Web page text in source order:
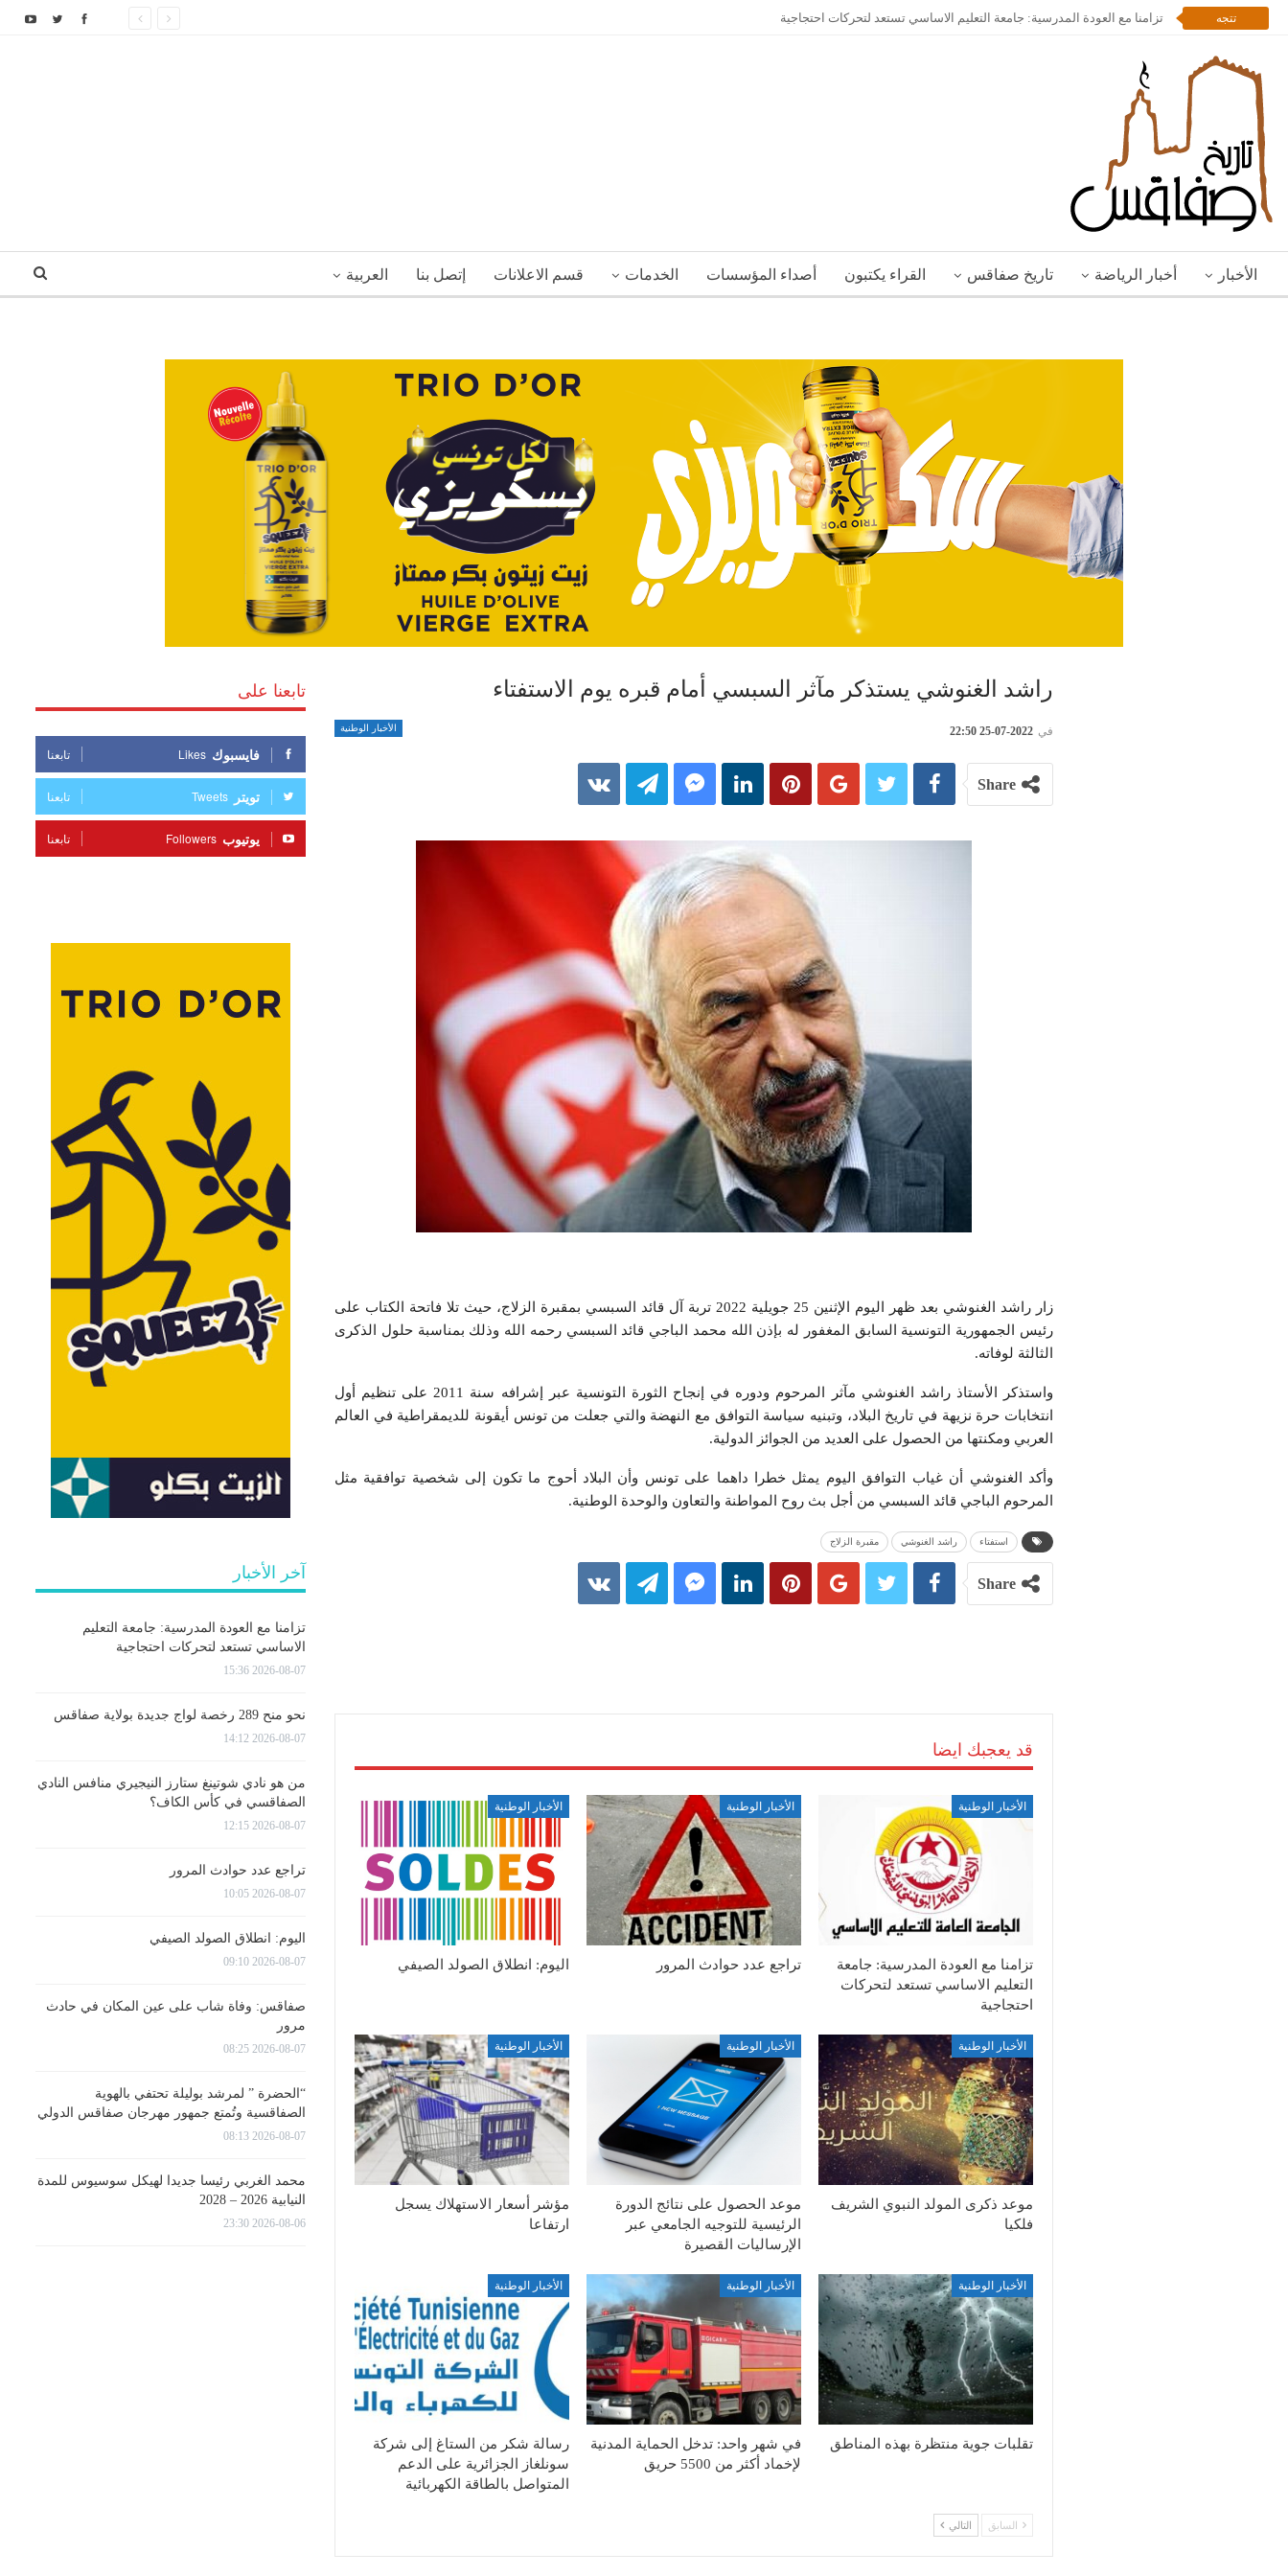
تتجه تزامنا مع العودة المدرسية: جامعة التعليم الاساسي تستعد لتحركات احتجاجية
الأخبار أخبار الرياضة تاريخ صفاقس القراء يكتبون أصداء المؤسسات الخدمات قسم الاعلانات إتصل بنا العربية
راشد الغنوشي يستذكر مآثر السبسي أمام قبره يوم الاستفتاء
الأخبار الوطنية في 2022-07-25 22:50
Share
زار راشد الغنوشي بعد ظهر اليوم الإثنين 25 جويلية 2022 تربة آل قائد السبسي بمقبرة الزلاج، حيث تلا فاتحة الكتاب على
رئيس الجمهورية التونسية السابق المغفور له بإذن الله محمد الباجي قائد السبسي رحمه الله وذلك بمناسبة حلول الذكرى
الثالثة لوفاته.
واستذكر الأستاذ راشد الغنوشي مآثر المرحوم ودوره في إنجاح الثورة التونسية عبر إشرافه سنة 2011 على تنظيم أول
انتخابات حرة نزيهة في تاريخ البلاد، وتبنيه سياسة التوافق مع النهضة والتي جعلت من تونس أيقونة للديمقراطية في العالم
العربي ومكنتها من الحصول على العديد من الجوائز الدولية.
وأكد الغنوشي أن غياب التوافق اليوم يمثل خطرا داهما على تونس وأن البلاد أحوج ما تكون إلى شخصية توافقية مثل
المرحوم الباجي قائد السبسي من أجل بث روح المواطنة والتعاون والوحدة الوطنية.
استفتاء راشد الغنوشي مقبرة الزلاج
Share
قد يعجبك ايضا
الأخبار الوطنية
تزامنا مع العودة المدرسية: جامعة
التعليم الاساسي تستعد لتحركات
احتجاجية
الأخبار الوطنية
تراجع عدد حوادث المرور
الأخبار الوطنية
اليوم: انطلاق الصولد الصيفي
الأخبار الوطنية
موعد ذكرى المولد النبوي الشريف
فلكيا
الأخبار الوطنية
موعد الحصول على نتائج الدورة
الرئيسية للتوجيه الجامعي عبر
الإرساليات القصيرة
الأخبار الوطنية
مؤشر أسعار الاستهلاك يسجل
ارتفاعا
الأخبار الوطنية
تقلبات جوية منتظرة بهذه المناطق
الأخبار الوطنية
في شهر واحد: تدخل الحماية المدنية
لإخماد أكثر من 5500 حريق
الأخبار الوطنية
رسالة شكر من الستاغ إلى شركة
سونلغاز الجزائرية على الدعم
المتواصل بالطاقة الكهربائية
السابق التالي
تابعنا على
فايسبوك Likes تابعنا
تويتر Tweets تابعنا
يوتيوب Followers تابعنا
آخر الأخبار
تزامنا مع العودة المدرسية: جامعة التعليم
الاساسي تستعد لتحركات احتجاجية
2026-08-07 15:36
نحو منح 289 رخصة لواج جديدة بولاية صفاقس
2026-08-07 14:12
من هو نادي شوتينغ ستارز النيجيري منافس النادي
الصفاقسي في كأس الكاف؟
2026-08-07 12:15
تراجع عدد حوادث المرور
2026-08-07 10:05
اليوم: انطلاق الصولد الصيفي
2026-08-07 09:10
صفاقس: وفاة شاب على عين المكان في حادث
مرور
2026-08-07 08:25
“الحضرة ” لمرشد بوليلة تحتفي بالهوية
الصفاقسية وتُمتع جمهور مهرجان صفاقس الدولي
2026-08-07 08:13
محمد الغربي رئيسا جديدا لهيكل سوسيوس للمدة
النيابية 2026 – 2028
2026-08-06 23:30